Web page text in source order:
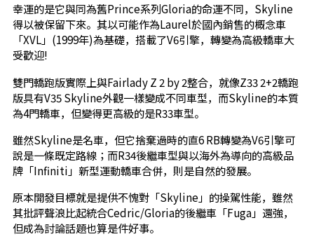
幸運的是它與同為舊Prince系列Gloria的命運不同，Skyline
得以被保留下來。其以可能作為Laurel於國內銷售的概念車
「XVL」(1999年)為基礎，搭載了V6引擎，轉變為高級轎車大
受歡迎!
雙門轎跑版實際上與Fairlady Z 2 by 2整合，就像Z33 2+2轎跑
版具有V35 Skyline外觀一樣變成不同車型，而Skyline的本質
為4門轎車，但變得更高級的是R33車型。
雖然Skyline是名車，但它捨棄過時的直6 RB轉變為V6引擎可
說是一條既定路線；而R34後繼車型與以海外為導向的高級品
牌「Infiniti」新型運動轎車合併，則是自然的發展。
原本開發目標就是提供不愧對「Skyline」的操駕性能，雖然
其批評聲浪比起統合Cedric/Gloria的後繼車「Fuga」還強，
但成為討論話題也算是件好事。